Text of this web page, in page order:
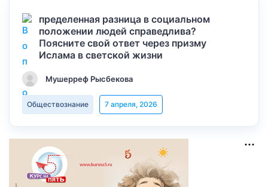
пределенная разница в социальном
положении людей справедлива?
Поясните свой ответ через призму
Ислама в светской жизни
Мушерреф Рысбекова
Обществознание 7 апреля, 2026